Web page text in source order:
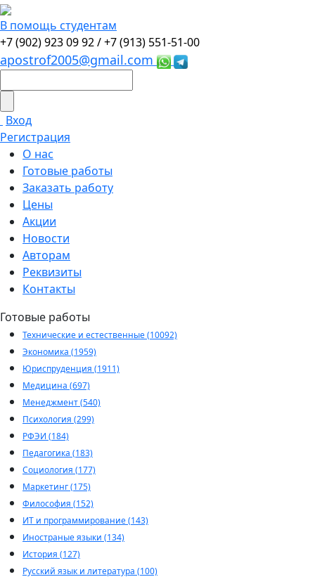
В помощь студентам
+7 (902) 923 09 92 /+7 (913) 551-51-00
apostrof2005@gmail.com
Вход
Регистрация
О нас
Готовые работы
Заказать работу
Цены
Акции
Новости
Авторам
Реквизиты
Контакты
Готовые работы
Технические и естественные (10092)
Экономика (1959)
Юриспруденция (1911)
Медицина (697)
Менеджмент (540)
Психология (299)
РФЭИ (184)
Педагогика (183)
Социология (177)
Маркетинг (175)
Философия (152)
ИТ и программирование (143)
Иностраные языки (134)
История (127)
Русский язык и литература (100)